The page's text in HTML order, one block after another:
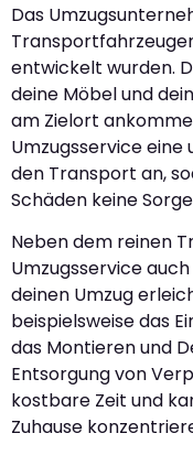
Das
entwickelt wurden.
deine Möbel und
am Zielort
Umzugsservice
den Transport an,
Schäden keine
Neben dem reinen
Umzugsservice
deinen Umzug
beispielsweise das
das Montieren und
Entsorgung von
kostbare Zeit und
Zuhause